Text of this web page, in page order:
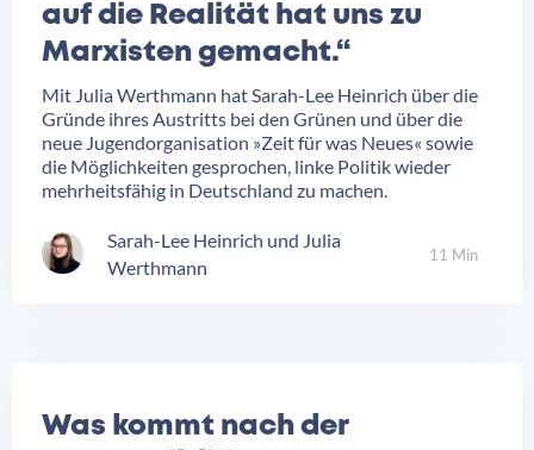
auf die Realität hat uns zu
Marxisten gemacht.“
Mit Julia Werthmann hat Sarah-Lee Heinrich über die
Gründe ihres Austritts bei den Grünen und über die
neue Jugendorganisation »Zeit für was Neues« sowie
die Möglichkeiten gesprochen, linke Politik wieder
mehrheitsfähig in Deutschland zu machen.
Sarah-Lee Heinrich
Julia
Werthmann
11 Min
Was kommt nach der